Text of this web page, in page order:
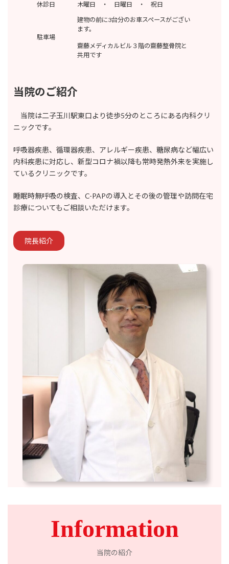
休診日
木曜日 ・ 日曜日 ・ 祝日
駐車場
建物の前に3台分のお車スペースがござい
ます。
齋藤メディカルビル３階の齋藤整骨院と
共用です
当院のご紹介
当院は二子玉川駅東口より徒歩5分のところにある内科クリ
ニックです。
呼吸器疾患、循環器疾患、アレルギー疾患、糖尿病など幅広い
内科疾患に対応し、新型コロナ禍以降も常時発熱外来を実施し
ているクリニックです。
睡眠時無呼吸の検査、C-PAPの導入とその後の管理や訪問在宅
診療についてもご相談いただけます。
院長紹介
Information
当院の紹介